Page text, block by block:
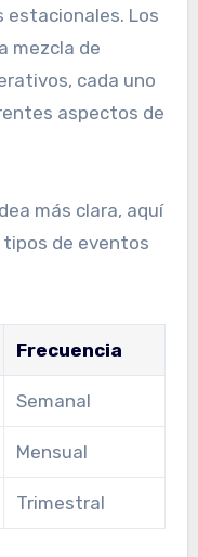
estacionales. Los
mezcla de
cada uno
aspectos de
más clara, aquí
tipos de eventos
Frecuencia
Semanal
Mensual
Trimestral